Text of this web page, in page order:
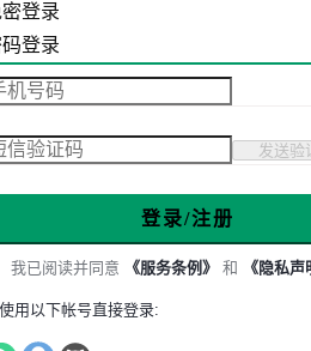
登录
登录
发送验
登录/注册
我已阅读并同意 《服务条例》 和 《隐私声
用以下帐号直接登录: